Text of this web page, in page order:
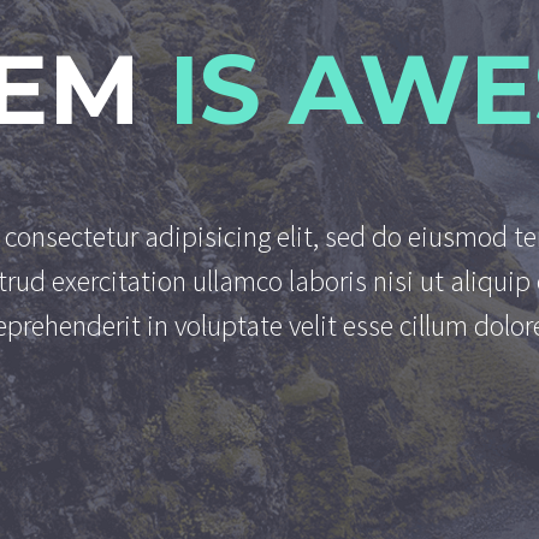
IS
adipisicing elit, sed do eiusmod
exercitation ullamco laboris nisi ut aliquip
in voluptate velit esse cillum